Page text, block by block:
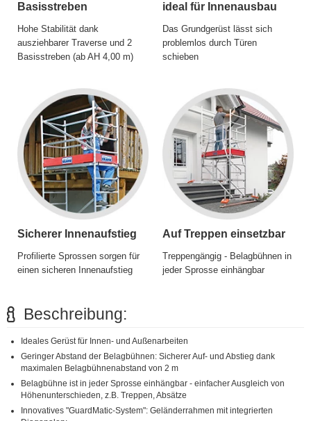
Basisstreben
Hohe Stabilität dank
ausziehbarer Traverse und 2
Basisstreben (ab AH 4,00 m)
ideal für Innenausbau
Das Grundgerüst lässt sich
problemlos durch Türen
schieben
Sicherer Innenaufstieg
Profilierte Sprossen sorgen für
einen sicheren Innenaufstieg
Auf Treppen einsetzbar
Treppengängig - Belagbühnen in
jeder Sprosse einhängbar
Beschreibung:
Ideales Gerüst für Innen- und Außenarbeiten
Geringer Abstand der Belagbühnen: Sicherer Auf- und Abstieg dank
maximalen Belagbühnenabstand von 2 m
Belagbühne ist in jeder Sprosse einhängbar - einfacher Ausgleich von
Höhenunterschieden, z.B. Treppen, Absätze
Innovatives "GuardMatic-System": Geländerrahmen mit integrierten